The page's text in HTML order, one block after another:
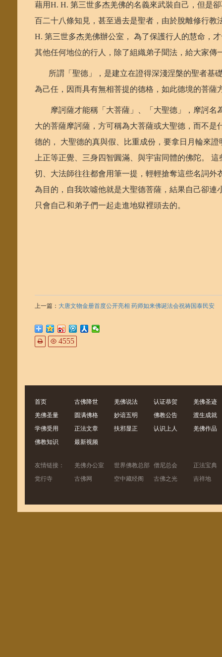
藉用H. H. 第三世多杰羌佛的名義來武裝自己，但是
百二十八條知見，甚至過去是聖者，由於脫離修行
H. 第三世多杰羌佛辦公室， 為了保護行人的慧命，
其他任何地位的行人，除了組織弟子聞法，給大家
所謂「聖德」，是建立在證得深淺涅槃的聖者基
為己任，因而具有無相菩提的德格，如此德境的菩薩
摩訶薩才能稱「大菩薩」、「大聖德」，摩訶名
大的菩薩摩訶薩，方可稱為大菩薩或大聖德，而不
德的， 大聖德的真與假、比重成份，要拿日月輪來
上正等正覺、三身四智圓滿、與宇宙同體的佛陀。
切、大法師往往都會用筆一提，輕輕搶奪這些名詞
為目的，自我吹噓他就是大聖德菩薩，結果自己卻
只會自己和弟子們一起走進地獄裡頭去的。
上一篇： 大唐文物金册首度公开亮相 药师如来佛诞法会祝祷国泰民安
4555
首页 古佛降世 羌佛说法 认证恭贺
羌佛圣迹
羌佛圣量
圆满佛格 妙谙五明 佛教公告
渡生成就
学佛受用
正法文章 扶邪显正 认识上人
羌佛作品
佛教知识
最新视频
友情链接： 羌佛办公室 世界佛教总部 僧尼总会
正法宝典
觉行寺
古佛网 空中藏经阁 古佛之光 吉祥地